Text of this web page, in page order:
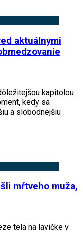
aktuálnymi
kapitolou
kedy sa
a slobodnejšiu
mŕtveho muža,
tela na lavičke v